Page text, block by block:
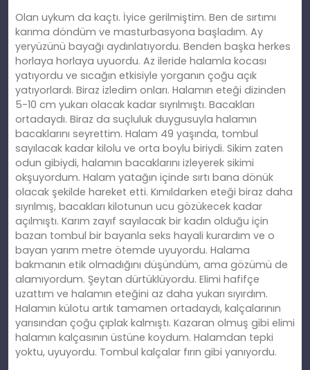
Olan uykum da kaçtı. İyice gerilmiştim. Ben de sırtımı
karıma döndüm ve masturbasyona başladım. Ay
yeryüzünü bayağı aydınlatıyordu. Benden başka herkes
horlaya horlaya uyuordu. Az ileride halamla kocası
yatıyordu ve sıcağın etkisiyle yorganın çoğu açık
yatıyorlardı. Biraz izledim onları. Halamın eteği dizinden
5-10 cm yukarı olacak kadar sıyrılmıştı. Bacakları
ortadaydı. Biraz da suçluluk duygusuyla halamın
bacaklarını seyrettim. Halam 49 yaşında, tombul
sayılacak kadar kilolu ve orta boylu biriydi. Sikim zaten
odun gibiydi, halamın bacaklarını izleyerek sikimi
okşuyordum. Halam yatağın içinde sırtı bana dönük
olacak şekilde hareket etti. Kımıldarken eteği biraz daha
sıyrılmış, bacakları kilotunun ucu gözükecek kadar
açılmıştı. Karım zayıf sayılacak bir kadın olduğu için
bazan tombul bir bayanla seks hayali kurardım ve o
bayan yarım metre ötemde uyuyordu. Halama
bakmanın etik olmadığını düşündüm, ama gözümü de
alamıyordum. Şeytan dürtüklüyordu. Elimi hafifçe
uzattım ve halamın eteğini az daha yukarı sıyırdım.
Halamın külotu artık tamamen ortadaydı, kalçalarının
yarısından çoğu çıplak kalmıştı. Kazaran olmuş gibi elimi
halamın kalçasının üstüne koydum. Halamdan tepki
yoktu, uyuyordu. Tombul kalçalar fırın gibi yanıyordu.